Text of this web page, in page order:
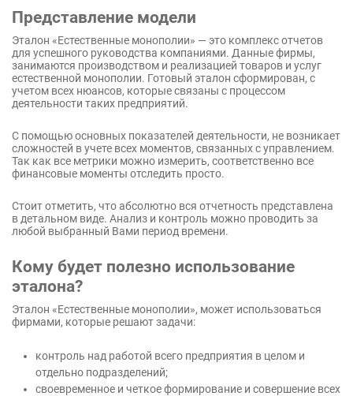
Представление модели
Эталон «Естественные монополии» — это комплекс отчетов
для успешного руководства компаниями. Данные фирмы,
занимаются производством и реализацией товаров и услуг
естественной монополии. Готовый эталон сформирован, с
учетом всех нюансов, которые связаны с процессом
деятельности таких предприятий.
С помощью основных показателей деятельности, не возникает
сложностей в учете всех моментов, связанных с управлением.
Так как все метрики можно измерить, соответственно все
финансовые моменты отследить просто.
Стоит отметить, что абсолютно вся отчетность представлена
в детальном виде. Анализ и контроль можно проводить за
любой выбранный Вами период времени.
Кому будет полезно использование
эталона?
Эталон «Естественные монополии», может использоваться
фирмами, которые решают задачи:
контроль над работой всего предприятия в целом и
отдельно подразделений;
своевременное и четкое формирование и совершение всех